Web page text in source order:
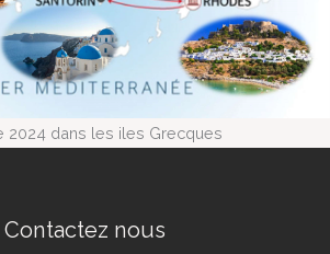
2024 dans les iles Grecques
Contactez nous